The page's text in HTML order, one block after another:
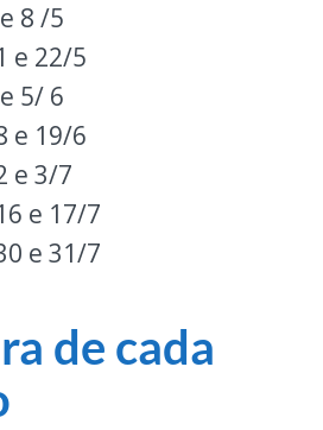
8 /5
e 22/5
5/ 6
e 19/6
e 3/7
e 17/7
e 31/7
de cada